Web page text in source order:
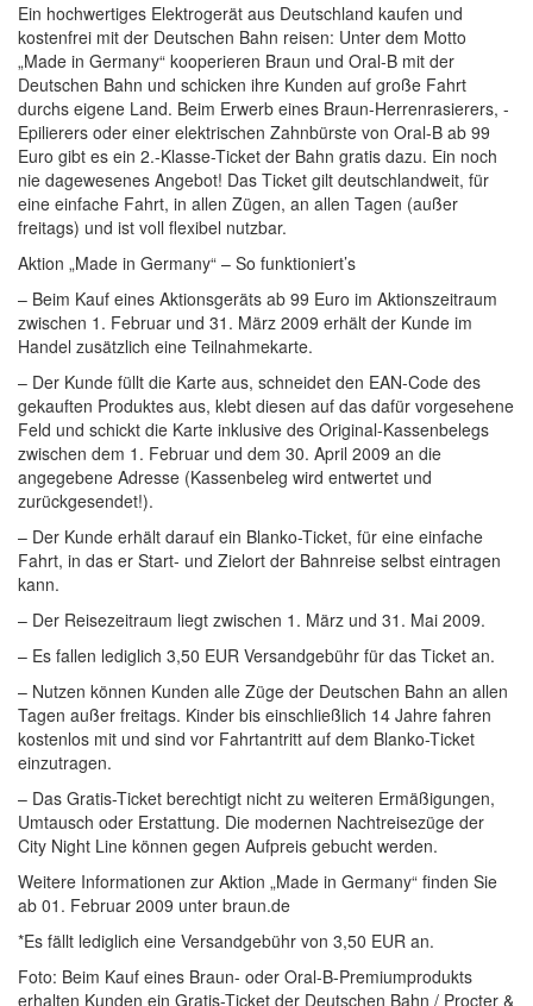
Ein hochwertiges Elektrogerät aus Deutschland kaufen und
kostenfrei mit der Deutschen Bahn reisen: Unter dem Motto
„Made in Germany“ kooperieren Braun und Oral-B mit der
Deutschen Bahn und schicken ihre Kunden auf große Fahrt
durchs eigene Land. Beim Erwerb eines Braun-Herrenrasierers, -
Epilierers oder einer elektrischen Zahnbürste von Oral-B ab 99
Euro gibt es ein 2.-Klasse-Ticket der Bahn gratis dazu. Ein noch
nie dagewesenes Angebot! Das Ticket gilt deutschlandweit, für
eine einfache Fahrt, in allen Zügen, an allen Tagen (außer
freitags) und ist voll flexibel nutzbar.
Aktion „Made in Germany“ – So funktioniert’s
– Beim Kauf eines Aktionsgeräts ab 99 Euro im Aktionszeitraum
zwischen 1. Februar und 31. März 2009 erhält der Kunde im
Handel zusätzlich eine Teilnahmekarte.
– Der Kunde füllt die Karte aus, schneidet den EAN-Code des
gekauften Produktes aus, klebt diesen auf das dafür vorgesehene
Feld und schickt die Karte inklusive des Original-Kassenbelegs
zwischen dem 1. Februar und dem 30. April 2009 an die
angegebene Adresse (Kassenbeleg wird entwertet und
zurückgesendet!).
– Der Kunde erhält darauf ein Blanko-Ticket, für eine einfache
Fahrt, in das er Start- und Zielort der Bahnreise selbst eintragen
kann.
– Der Reisezeitraum liegt zwischen 1. März und 31. Mai 2009.
– Es fallen lediglich 3,50 EUR Versandgebühr für das Ticket an.
– Nutzen können Kunden alle Züge der Deutschen Bahn an allen
Tagen außer freitags. Kinder bis einschließlich 14 Jahre fahren
kostenlos mit und sind vor Fahrtantritt auf dem Blanko-Ticket
einzutragen.
– Das Gratis-Ticket berechtigt nicht zu weiteren Ermäßigungen,
Umtausch oder Erstattung. Die modernen Nachtreisezüge der
City Night Line können gegen Aufpreis gebucht werden.
Weitere Informationen zur Aktion „Made in Germany“ finden Sie
ab 01. Februar 2009 unter braun.de
*Es fällt lediglich eine Versandgebühr von 3,50 EUR an.
Foto: Beim Kauf eines Braun- oder Oral-B-Premiumprodukts
erhalten Kunden ein Gratis-Ticket der Deutschen Bahn / Procter &